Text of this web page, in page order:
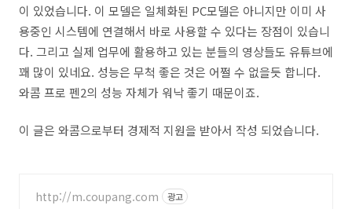
이 있었습니다. 이 모델은 일체화된 PC모델은 아니지만 이미 사
용중인 시스템에 연결해서 바로 사용할 수 있다는 장점이 있습니
다. 그리고 실제 업무에 활용하고 있는 분들의 영상들도 유튜브에
꽤 많이 있네요. 성능은 무척 좋은 것은 어쩔 수 없을듯 합니다.
와콤 프로 펜2의 성능 자체가 워낙 좋기 때문이죠.
이 글은 와콤으로부터 경제적 지원을 받아서 작성 되었습니다.
http://m.coupang.com 광고